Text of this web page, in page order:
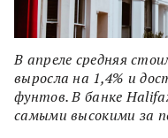
В апреле средняя
выросла на 1,4% и
фунтов. В банке
самыми высокими за